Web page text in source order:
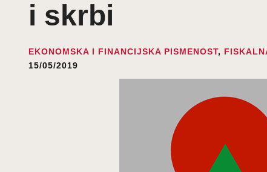
i skrbi
EKONOMSKA I FINANCIJSKA PISMENOST,
15/05/2019